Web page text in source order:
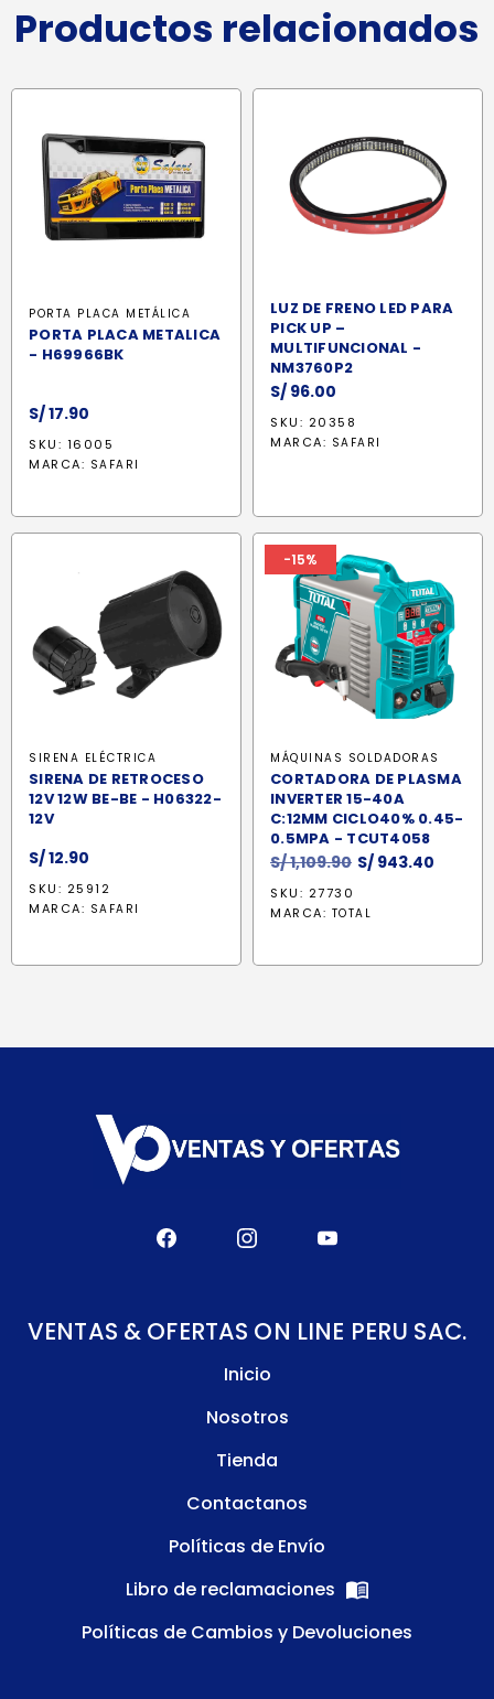
Productos relacionados
PORTA PLACA METÁLICA
PORTA PLACA METALICA
- H69966BK
S/17.90
SKU: 16005
MARCA: SAFARI
LUZ DE FRENO LED PARA
PICK UP –
MULTIFUNCIONAL -
NM3760P2
S/ 96.00
SKU: 20358
MARCA: SAFARI
SIRENA ELÉCTRICA
SIRENA DE RETROCESO
12V 12W BE-BE - H06322-
12V
S/12.90
SKU: 25912
MARCA: SAFARI
-15%
MÁQUINAS SOLDADORAS
CORTADORA DE PLASMA
INVERTER 15-40A
C:12MM CICLO40% 0.45-
0.5MPA - TCUT4058
S/1,109.90 El
original
S/ 943.40
SKU: 27730
MARCA: TOTAL
VENTAS & OFERTAS ON LINE PERU SAC.
Inicio
Nosotros
Tienda
Contactanos
Políticas de Envío
Libro de reclamaciones
Políticas de Cambios y Devoluciones